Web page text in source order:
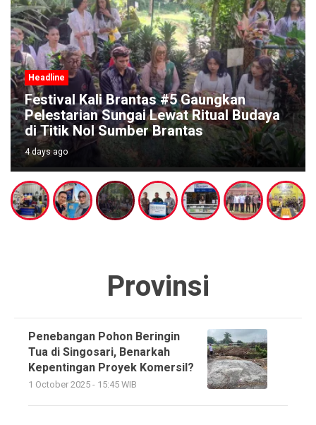
Headline
BRI Malang Kawi Salurkan TJSL Rp642
Juta, Fokus Perkuat Pendidikan dan
Renovasi Rumah Ibadah
4 days ago
Provinsi
Penebangan Pohon Beringin
Tua di Singosari, Benarkah
Kepentingan Proyek Komersil?
1 October 2025 - 15:45 WIB